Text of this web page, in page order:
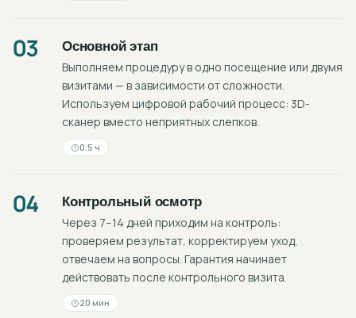
03 Основной этап
Выполняем процедуру в одно посещение или двумя
визитами — в зависимости от сложности.
Используем цифровой рабочий процесс: 3D-
сканер вместо неприятных слепков.
0.5 ч
04 Контрольный осмотр
Через 7–14 дней приходим на контроль:
проверяем результат, корректируем уход,
отвечаем на вопросы. Гарантия начинает
действовать после контрольного визита.
20 мин